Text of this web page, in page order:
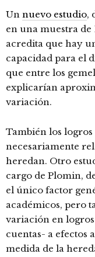
Un nuevo estudio,
en una muestra de
acredita que hay
capacidad para el
que entre los
explicarían
variación.
También los
necesariamente
heredan. Otro
cargo de Plomin,
el único factor
académicos, pero
variación en logros
cuentas- a efectos
medida de la